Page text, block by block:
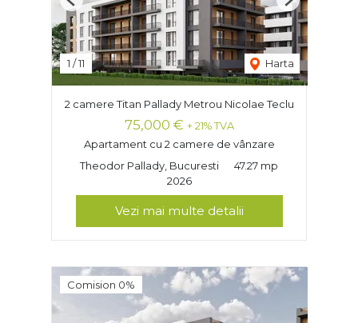
1 /11 Harta
Previous Next
2 camere Titan Pallady Metrou Nicolae Teclu
75,000 € + 21% TVA
Apartament cu 2 camere de vânzare
Theodor Pallady, Bucuresti
47.27 mp
2026
Vezi mai multe detalii
Comision 0%